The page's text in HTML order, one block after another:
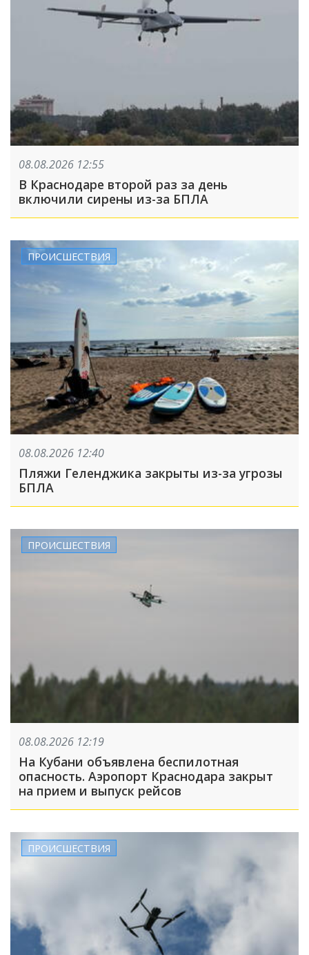
08.08.2026 12:55
В Краснодаре второй раз за день
включили сирены из-за БПЛА
ПРОИСШЕСТВИЯ
08.08.2026 12:40
Пляжи Геленджика закрыты из-за угрозы
БПЛА
ПРОИСШЕСТВИЯ
08.08.2026 12:19
На Кубани объявлена беспилотная
опасность. Аэропорт Краснодара закрыт
на прием и выпуск рейсов
ПРОИСШЕСТВИЯ